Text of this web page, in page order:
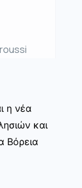
η νέα
και
Βόρεια